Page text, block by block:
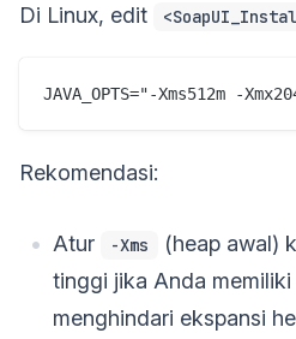
Di Linux, edit
Rekomendasi:
Atur -Xms
(heap awal)
tinggi jika Anda
menghindari ekspansi